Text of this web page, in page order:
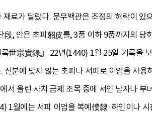
료가 달랐다. 문무백관은 조정의 허락이
, 안은 초피貂皮를, 3품 이하 9품까지의
世宗實錄』 22년(1440) 1월 25일 기록을
분에 맞지 않는 초피나 서피로 이엄을 사
올린 사치 금제 조목 중에 서인 남자나
1월에는 서피 이엄을 복예僕隷·하인이나